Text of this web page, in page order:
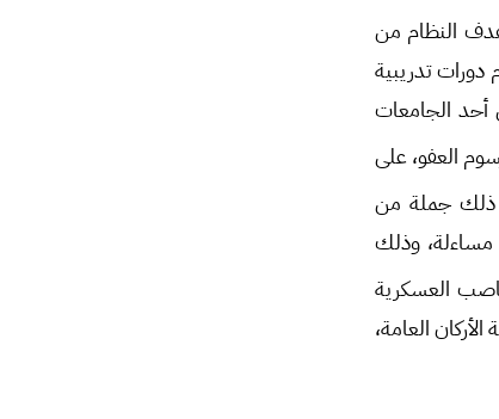
النظام من
دورات تدريبية
أحد الجامعات
العفو، على
جملة من
مساءلة، وذلك
العسكرية
العامة،